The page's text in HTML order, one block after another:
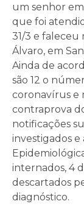
um senhor
que foi
31/3 e faleceu
Álvaro, em
Ainda de
são 12 o
coronavírus e
contraprova
notificações
investigados e
internados, 4
descartados
diagnóstico.